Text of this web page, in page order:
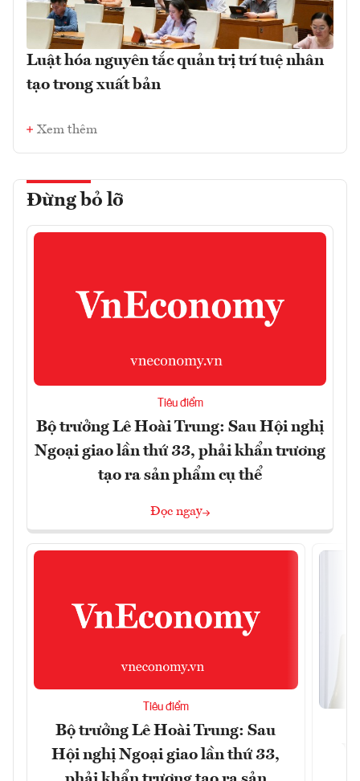
Luật hóa nguyên tắc quản trị trí tuệ nhân
tạo trong xuất bản
Xem thêm
Đừng bỏ lỡ
Tiêu điểm
Bộ trưởng Lê Hoài Trung: Sau Hội nghị
Ngoại giao lần thứ 33, phải khẩn trương
tạo ra sản phẩm cụ thể
Đọc ngay
Tiêu điểm
Bộ trưởng Lê Hoài Trung: Sau
Hội nghị Ngoại giao lần thứ 33,